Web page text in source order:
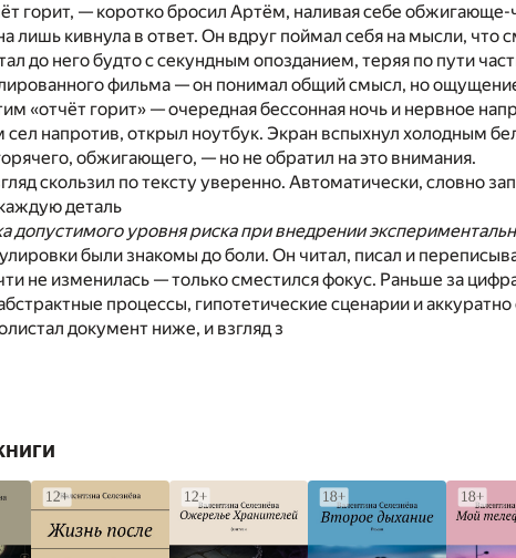
горит, — коротко бросил Артём, наливая себе
лишь кивнула в ответ. Он вдруг поймал себя на мысли, что
до него будто с секундным опозданием, теряя по пути
фильма — он понимал общий смысл, но
«отчёт горит» — очередная бессонная ночь и нервное
напротив, открыл ноутбук. Экран вспыхнул холодным
обжигающего, — но не обратил на это внимания.
скользил по тексту уверенно. Автоматически, словно
деталь
допустимого уровня риска при внедрении
были знакомы до боли. Он читал, писал и
не изменилась — только сместился фокус. Раньше за
процессы, гипотетические сценарии и
документ ниже, и взгляд з